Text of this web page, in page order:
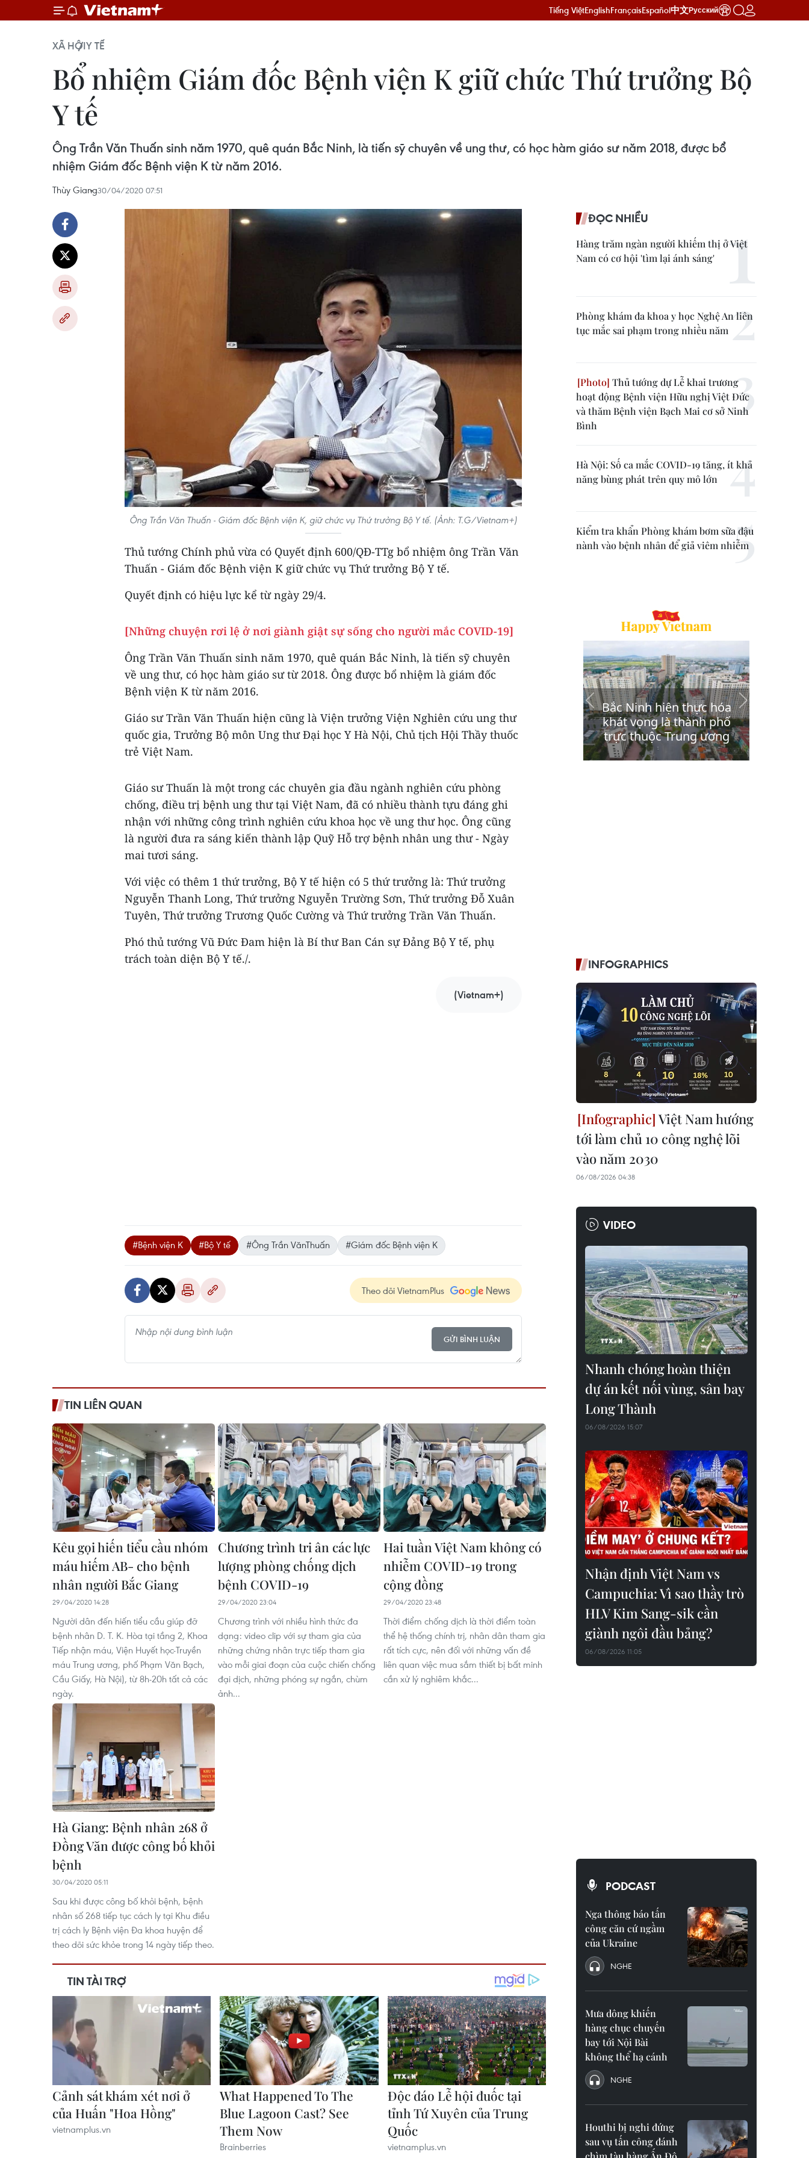
Tiếng ViệtEnglishFrançaisEspañol中文Русский
XÃ HỘIY TẾ
Bổ nhiệm Giám đốc Bệnh viện K giữ chức Thứ trưởng Bộ
Y tế
Ông Trần Văn Thuấn sinh năm 1970, quê quán Bắc Ninh, là tiến sỹ chuyên về ung thư, có học hàm giáo sư năm 2018, được bổ
nhiệm Giám đốc Bệnh viện K từ năm 2016.
Thùy Giang30/04/2020 07:51
Ông Trần Văn Thuấn - Giám đốc Bệnh viện K, giữ chức vụ Thứ trưởng Bộ Y tế. (Ảnh: T.G/Vietnam+)
Thủ tướng Chính phủ vừa có Quyết định 600/QĐ-TTg bổ nhiệm ông Trần Văn
Thuấn - Giám đốc Bệnh viện K giữ chức vụ Thứ trưởng Bộ Y tế.
Quyết định có hiệu lực kể từ ngày 29/4.
[Những chuyện rơi lệ ở nơi giành giật sự sống cho người mắc COVID-19]
Ông Trần Văn Thuấn sinh năm 1970, quê quán Bắc Ninh, là tiến sỹ chuyên
về ung thư, có học hàm giáo sư từ 2018. Ông được bổ nhiệm là giám đốc
Bệnh viện K từ năm 2016.
Giáo sư Trần Văn Thuấn hiện cũng là Viện trưởng Viện Nghiên cứu ung thư
quốc gia, Trưởng Bộ môn Ung thư Đại học Y Hà Nội, Chủ tịch Hội Thầy thuốc
trẻ Việt Nam.
Giáo sư Thuấn là một trong các chuyên gia đầu ngành nghiên cứu phòng
chống, điều trị bệnh ung thư tại Việt Nam, đã có nhiều thành tựu đáng ghi
nhận với những công trình nghiên cứu khoa học về ung thư học. Ông cũng
là người đưa ra sáng kiến thành lập Quỹ Hỗ trợ bệnh nhân ung thư - Ngày
mai tươi sáng.
Với việc có thêm 1 thứ trưởng, Bộ Y tế hiện có 5 thứ trưởng là: Thứ trưởng
Nguyễn Thanh Long, Thứ trưởng Nguyễn Trường Sơn, Thứ trưởng Đỗ Xuân
Tuyên, Thứ trưởng Trương Quốc Cường và Thứ trưởng Trần Văn Thuấn.
Phó thủ tướng Vũ Đức Đam hiện là Bí thư Ban Cán sự Đảng Bộ Y tế, phụ
trách toàn diện Bộ Y tế./.
(Vietnam+)
#Bệnh viện K #Bộ Y tế #Ông Trần VănThuấn #Giám đốc Bệnh viện K
Theo dõi VietnamPlus
GỬI BÌNH LUẬN
TIN LIÊN QUAN
Kêu gọi hiến tiểu cầu nhóm
máu hiếm AB- cho bệnh
nhân người Bắc Giang
29/04/2020 14:28
Người dân đến hiến tiểu cầu giúp đỡ
bệnh nhân D. T. K. Hòa tại tầng 2, Khoa
Tiếp nhận máu, Viện Huyết học-Truyền
máu Trung ương, phố Phạm Văn Bạch,
Cầu Giấy, Hà Nội), từ 8h-20h tất cả các
ngày.
Chương trình tri ân các lực
lượng phòng chống dịch
bệnh COVID-19
29/04/2020 23:04
Chương trình với nhiều hình thức đa
dạng: video clip với sự tham gia của
những chứng nhân trực tiếp tham gia
vào mỗi giai đoạn của cuộc chiến chống
đại dịch, những phóng sự ngắn, chùm
ảnh...
Hai tuần Việt Nam không có
nhiễm COVID-19 trong
cộng đồng
29/04/2020 23:48
Thời điểm chống dịch là thời điểm toàn
thể hệ thống chính trị, nhân dân tham gia
rất tích cực, nên đối với những vấn đề
liên quan việc mua sắm thiết bị bất minh
cần xử lý nghiêm khắc...
Hà Giang: Bệnh nhân 268 ở
Đồng Văn được công bố khỏi
bệnh
30/04/2020 05:11
Sau khi được công bố khỏi bệnh, bệnh
nhân số 268 tiếp tục cách ly tại Khu điều
trị cách ly Bệnh viện Đa khoa huyện để
theo dõi sức khỏe trong 14 ngày tiếp theo.
ĐỌC NHIỀU
Hàng trăm ngàn người khiếm thị ở Việt
Nam có cơ hội 'tìm lại ánh sáng'
Phòng khám đa khoa y học Nghệ An liên
tục mắc sai phạm trong nhiều năm
Thủ tướng dự Lễ khai trương
hoạt động Bệnh viện Hữu nghị Việt Đức
và thăm Bệnh viện Bạch Mai cơ sở Ninh
Bình
Hà Nội: Số ca mắc COVID-19 tăng, ít khả
năng bùng phát trên quy mô lớn
Kiểm tra khẩn Phòng khám bơm sữa đậu
nành vào bệnh nhân để giả viêm nhiễm
INFOGRAPHICS
Việt Nam hướng
tới làm chủ 10 công nghệ lõi
vào năm 2030
06/08/2026 04:38
VIDEO
Nhanh chóng hoàn thiện
dự án kết nối vùng, sân bay
Long Thành
06/08/2026 15:07
Nhận định Việt Nam vs
Campuchia: Vì sao thầy trò
HLV Kim Sang-sik cần
giành ngôi đầu bảng?
06/08/2026 11:05
PODCAST
Nga thông báo tấn
công căn cứ ngầm
của Ukraine
NGHE
Mưa dông khiến
hàng chục chuyến
bay tới Nội Bài
không thể hạ cánh
NGHE
Houthi bị nghi đứng
sau vụ tấn công đánh